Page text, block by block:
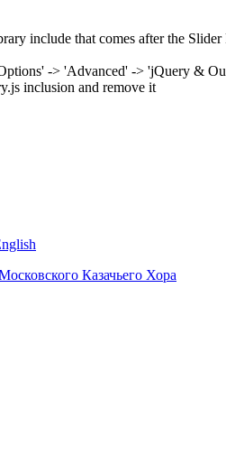
include that comes after the
-> 'Advanced' -> 'jQuery &
inclusion and remove it